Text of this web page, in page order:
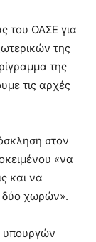
του ΟΑΣΕ για
της
της
τις αρχές
στον
«να
και να
δύο χωρών».
υπουργών